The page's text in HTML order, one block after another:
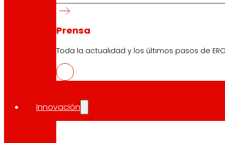
Prensa
Toda la actualidad y los últimos pasos de
Innovación